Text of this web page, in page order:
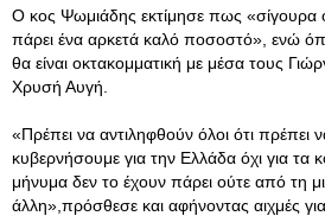
Ο κος Ψωμιάδης εκτίμησε πως
πάρει ένα αρκετά καλό ποσοστό», ενώ
θα είναι οκτακομματική με μέσα τους
Χρυσή Αυγή.
«Πρέπει να αντιληφθούν όλοι ότι πρέπει
κυβερνήσουμε για την Ελλάδα όχι για
μήνυμα δεν το έχουν πάρει ούτε από τη
άλλη»,πρόσθεσε και αφήνοντας αιχμές